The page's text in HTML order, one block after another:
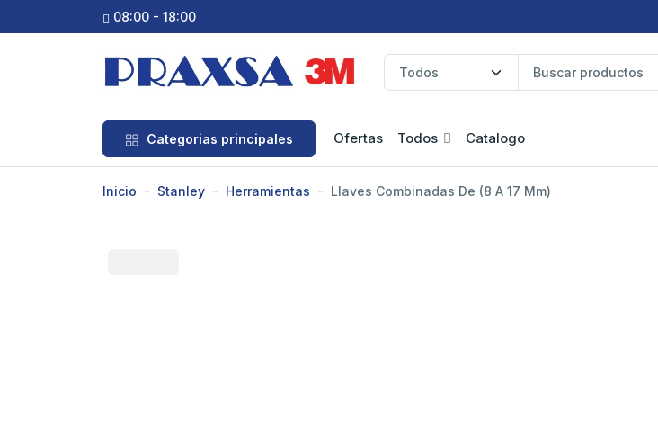
08:00 - 18:00
Categorias principales Ofertas Todos Catalogo
Inicio Stanley Herramientas Llaves Combinadas De (8 A 17 Mm)